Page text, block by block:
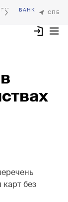
без